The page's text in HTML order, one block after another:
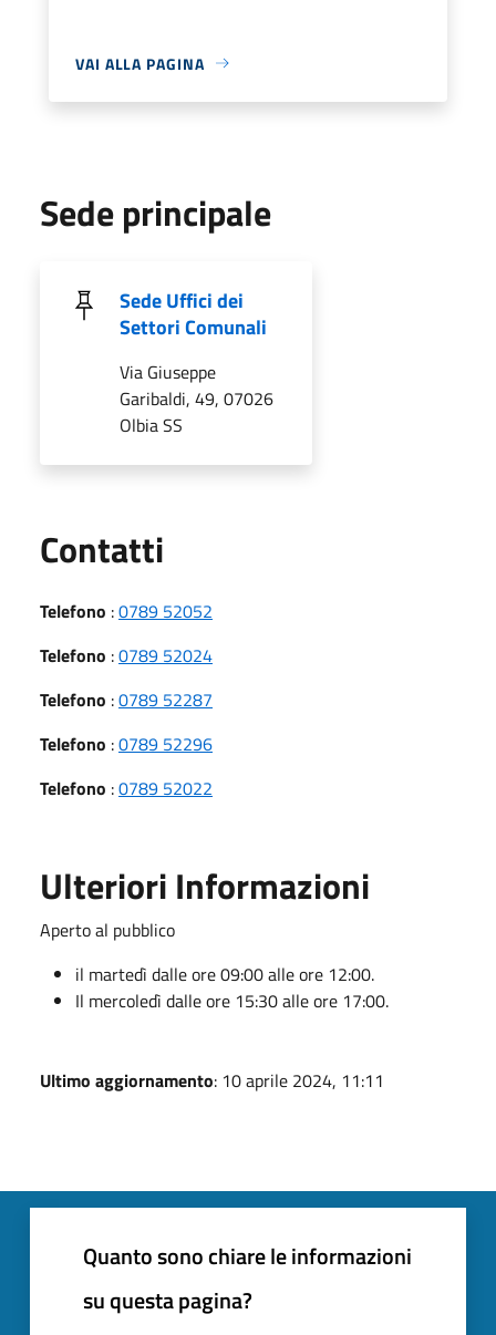
VAI ALLA PAGINA
Sede principale
Sede Uffici dei
Settori Comunali
Via Giuseppe
Garibaldi, 49, 07026
Olbia SS
Contatti
Telefono :0789 52052
Telefono :0789 52024
Telefono :0789 52287
Telefono :0789 52296
Telefono :0789 52022
Ulteriori Informazioni
Aperto al pubblico
il martedì dalle ore 09:00 alle ore 12:00.
Il mercoledì dalle ore 15:30 alle ore 17:00.
Ultimo aggiornamento: 10 aprile 2024, 11:11
Quanto sono chiare le informazioni
su questa pagina?